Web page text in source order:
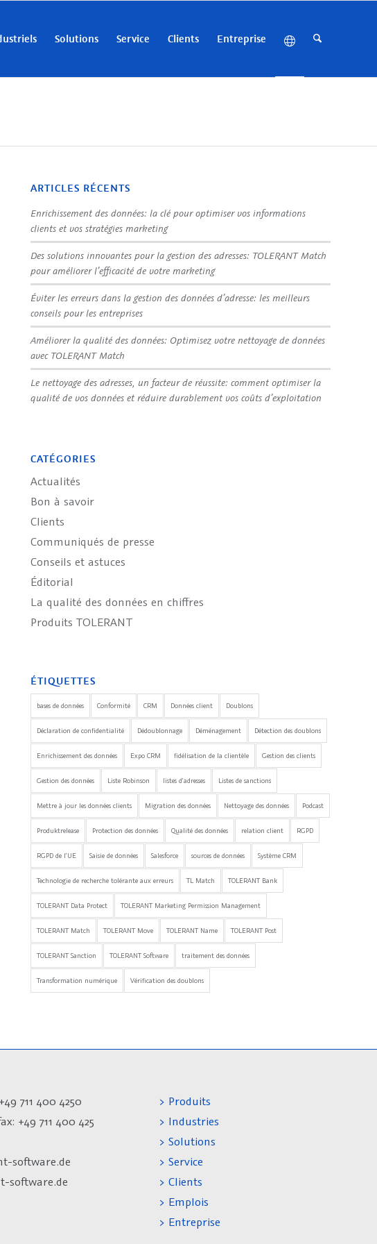
Solutions Service Clients Entreprise
ARTICLES RÉCENTS
Enrichissement des données: la clé pour optimiser vos informations
clients et vos stratégies marketing
Des solutions innovantes pour la gestion des adresses: TOLERANT Match
pour améliorer l’efficacité de votre marketing
Éviter les erreurs dans la gestion des données d’adresse: les meilleurs
conseils pour les entreprises
Améliorer la qualité des données: Optimisez votre nettoyage de données
avec TOLERANT Match
Le nettoyage des adresses, un facteur de réussite: comment optimiser la
qualité de vos données et réduire durablement vos coûts d’exploitation
CATÉGORIES
Actualités
Bon à savoir
Clients
Communiqués de presse
Conseils et astuces
Éditorial
La qualité des données en chiffres
Produits TOLERANT
ÉTIQUETTES
bases de données Conformité CRM Données client Doublons
Déclaration de confidentialité Dédoublonnage Déménagement Détection des doublons
Enrichissement des données Expo CRM fidélisation de la clientèle Gestion des clients
Gestion des données Liste Robinson listes d'adresses Listes de sanctions
Mettre à jour les données clients Migration des données Nettoyage des données Podcast
Produktrelease Protection des données Qualité des données relation client RGPD
RGPD de l'UE Saisie de données Salesforce sources de données Système CRM
Technologie de recherche tolérante aux erreurs TL Match TOLERANT Bank
TOLERANT Data Protect TOLERANT Marketing Permission Management
TOLERANT Match TOLERANT Move TOLERANT Name TOLERANT Post
TOLERANT Sanction TOLERANT Software traitement des données
Transformation numérique Vérification des doublons
711 400 4250
+49 711 400 425
software.de
software.de
> Produits
> Industries
> Solutions
> Service
> Clients
> Emplois
> Entreprise